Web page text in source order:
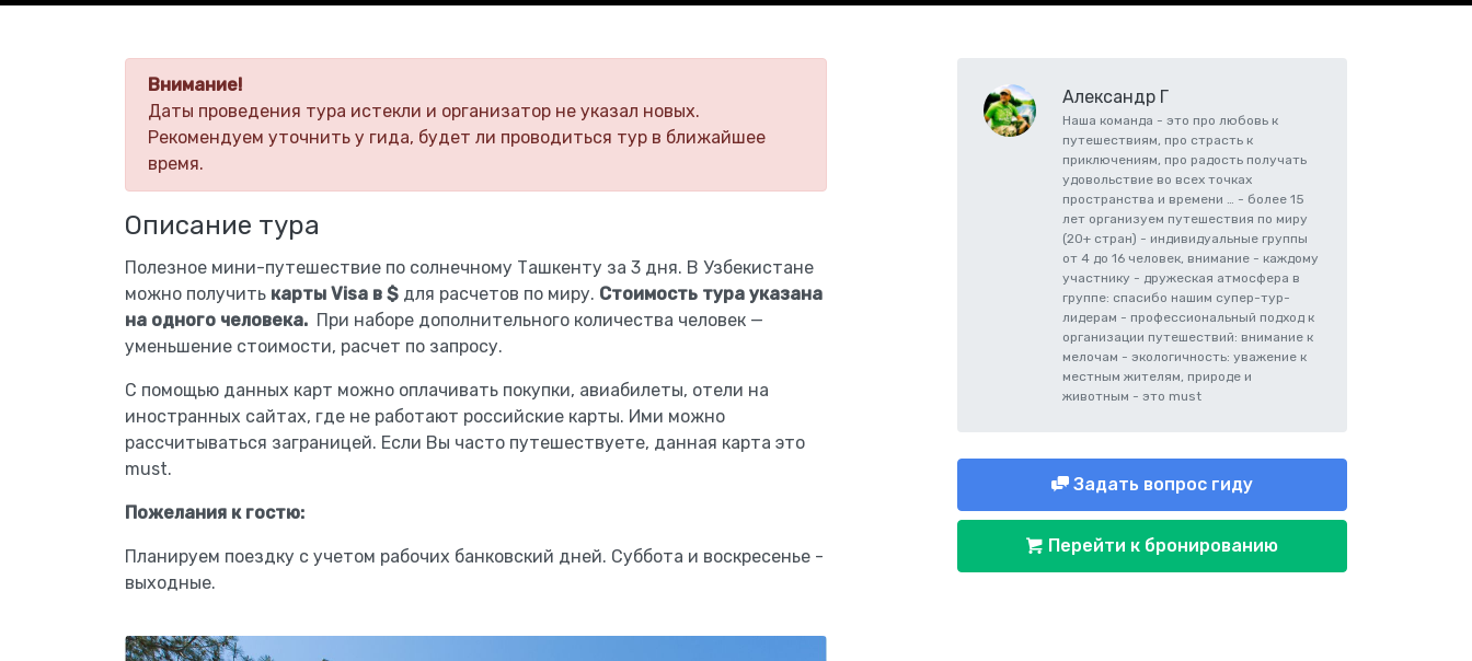
Внимание!
Даты проведения тура истекли и организатор не указал новых.
Рекомендуем уточнить у гида, будет ли проводиться тур в ближайшее
время.
Описание тура
Полезное мини-путешествие по солнечному Ташкенту за 3 дня. В Узбекистане
можно получить карты Visa в $ для расчетов по миру. Cтоимость тура указана
на одного человека. При наборе дополнительного количества человек —
уменьшение стоимости, расчет по запросу.
С помощью данных карт можно оплачивать покупки, авиабилеты, отели на
иностранных сайтах, где не работают российские карты. Ими можно
рассчитываться заграницей. Если Вы часто путешествуете, данная карта это
must.
Пожелания к гостю:
Планируем поездку с учетом рабочих банковский дней. Суббота и воскресенье -
выходные.
Александр Г
Наша команда - это про любовь к
путешествиям, про страсть к
приключениям, про радость получать
удовольствие во всех точках
пространства и времени … - более 15
лет организуем путешествия по миру
(20+ стран) - индивидуальные группы
от 4 до 16 человек, внимание - каждому
участнику - дружеская атмосфера в
группе: спасибо нашим супер-тур-
лидерам - профессиональный подход к
организации путешествий: внимание к
мелочам - экологичность: уважение к
местным жителям, природе и
животным - это must
Задать вопрос гиду
Перейти к бронированию